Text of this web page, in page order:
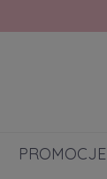
PROMOCJE